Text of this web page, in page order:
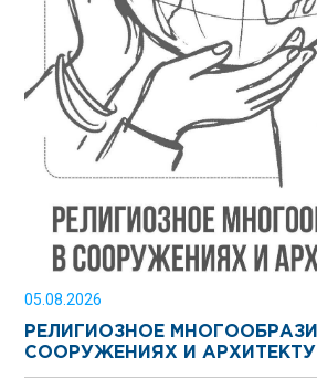
05.08.2026
РЕЛИГИОЗНОЕ
СООРУЖЕНИЯХ И